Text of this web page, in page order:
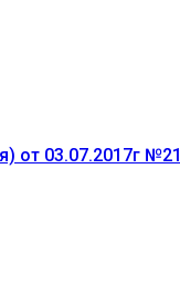
от 03.07.2017г